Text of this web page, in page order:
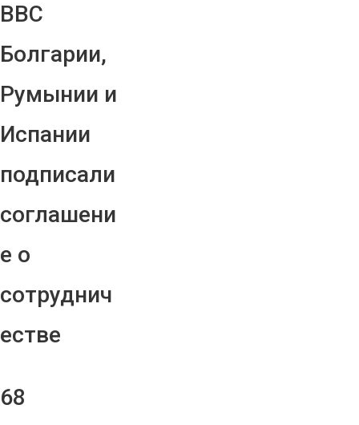
ВВС
Болгарии,
Румынии и
Испании
подписали
соглашени
е о
сотруднич
естве
68